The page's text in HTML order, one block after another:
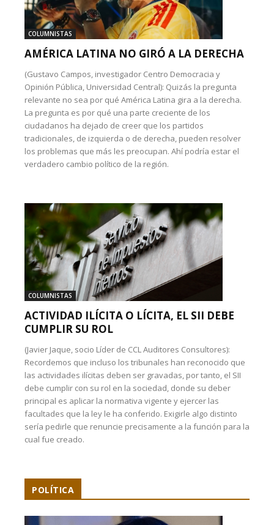
COLUMNISTAS
AMÉRICA LATINA NO GIRÓ A LA DERECHA
(Gustavo Campos, investigador Centro Democracia y
Opinión Pública, Universidad Central): Quizás la pregunta
relevante no sea por qué América Latina gira a la derecha.
La pregunta es por qué una parte creciente de los
ciudadanos ha dejado de creer que los partidos
tradicionales, de izquierda o de derecha, pueden resolver
los problemas que más les preocupan. Ahí podría estar el
verdadero cambio político de la región.
COLUMNISTAS
ACTIVIDAD ILÍCITA O LÍCITA, EL SII DEBE
CUMPLIR SU ROL
(Javier Jaque, socio Líder de CCL Auditores Consultores):
Recordemos que incluso los tribunales han reconocido que
las actividades ilícitas deben ser gravadas, por tanto, el SII
debe cumplir con su rol en la sociedad, donde su deber
principal es aplicar la normativa vigente y ejercer las
facultades que la ley le ha conferido. Exigirle algo distinto
sería pedirle que renuncie precisamente a la función para la
cual fue creado.
POLÍTICA